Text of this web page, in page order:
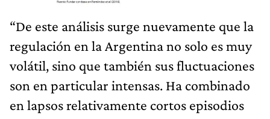
“De este análisis surge nuevamente que la
regulación en la Argentina no solo es muy
volátil, sino que también sus fluctuaciones
son en particular intensas. Ha combinado
en lapsos relativamente cortos episodios